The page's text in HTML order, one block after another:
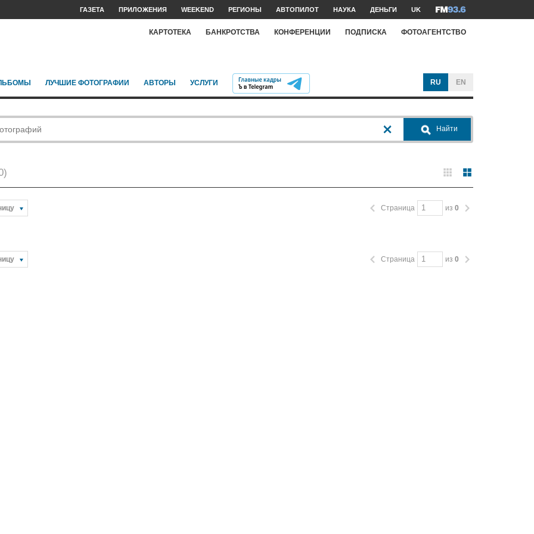
ГАЗЕТА ПРИЛОЖЕНИЯ WEEKEND РЕГИОНЫ АВТОПИЛОТ НАУКА ДЕНЬГИ UK
КАРТОТЕКА БАНКРОТСТВА КОНФЕРЕНЦИИ ПОДПИСКА ФОТОАГЕНТСТВО
ЛУЧШИЕ ФОТОГРАФИИ АВТОРЫ УСЛУГИ RU EN
Найти
Страница из 0
Страница из 0